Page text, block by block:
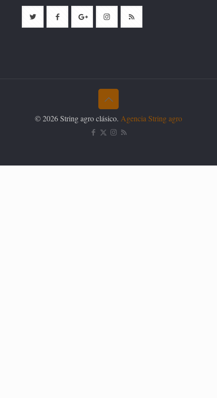
© 2026 String agro clásico. Agencia String agro